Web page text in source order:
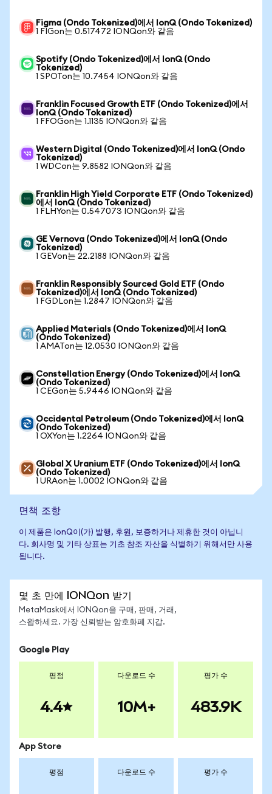
Figma (Ondo Tokenized)에서 IonQ (Ondo Tokenized)
1 FIGon는 0.517472 IONQon와 같음
Spotify (Ondo Tokenized)에서 IonQ (Ondo
Tokenized)
1 SPOTon는 10.7454 IONQon와 같음
Franklin Focused Growth ETF (Ondo Tokenized)에서
IonQ (Ondo Tokenized)
1 FFOGon는 1.1135 IONQon와 같음
Western Digital (Ondo Tokenized)에서 IonQ (Ondo
Tokenized)
1 WDCon는 9.8582 IONQon와 같음
Franklin High Yield Corporate ETF (Ondo Tokenized)
에서 IonQ (Ondo Tokenized)
1 FLHYon는 0.547073 IONQon와 같음
GE Vernova (Ondo Tokenized)에서 IonQ (Ondo
Tokenized)
1 GEVon는 22.2188 IONQon와 같음
Franklin Responsibly Sourced Gold ETF (Ondo
Tokenized)에서 IonQ (Ondo Tokenized)
1 FGDLon는 1.2847 IONQon와 같음
Applied Materials (Ondo Tokenized)에서 IonQ
(Ondo Tokenized)
1 AMATon는 12.0530 IONQon와 같음
Constellation Energy (Ondo Tokenized)에서 IonQ
(Ondo Tokenized)
1 CEGon는 5.9446 IONQon와 같음
Occidental Petroleum (Ondo Tokenized)에서 IonQ
(Ondo Tokenized)
1 OXYon는 1.2264 IONQon와 같음
Global X Uranium ETF (Ondo Tokenized)에서 IonQ
(Ondo Tokenized)
1 URAon는 1.0002 IONQon와 같음
면책 조항
이 제품은 IonQ이(가) 발행, 후원, 보증하거나 제휴한 것이 아닙니
다. 회사명 및 기타 상표는 기초 참조 자산을 식별하기 위해서만 사용
됩니다.
몇 초 만에 IONQon 받기
MetaMask에서 IONQon을 구매, 판매, 거래,
스왑하세요. 가장 신뢰받는 암호화폐 지갑.
Google Play
평점
4.4
다운로드 수
10M+
평가 수
483.9K
App Store
평점 다운로드 수 평가 수